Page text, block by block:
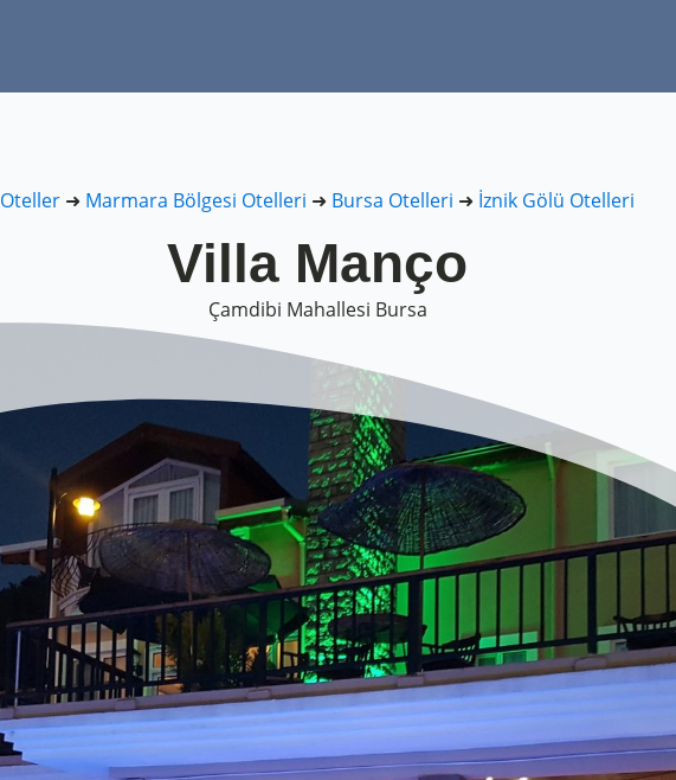
Oteller ➜ Marmara Bölgesi Otelleri ➜ Bursa Otelleri ➜ İznik Gölü Otelleri
Villa Manço
Çamdibi Mahallesi Bursa